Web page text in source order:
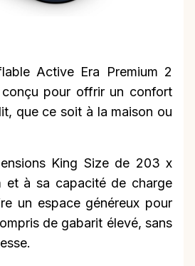
Active Era Premium 2
pour offrir un confort
que ce soit à la maison ou
King Size de 203 x
et à sa capacité de charge
un espace généreux pour
de gabarit élevé, sans